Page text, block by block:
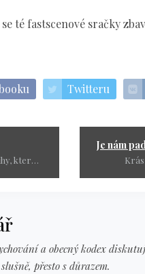
té fastscenové sračky
Twitteru
a obecný kodex
přesto s důrazem.